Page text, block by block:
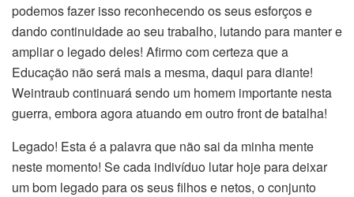
podemos fazer isso reconhecendo os seus esforços e
dando continuidade ao seu trabalho, lutando para manter e
ampliar o legado deles! Afirmo com certeza que a
Educação não será mais a mesma, daqui para diante!
Weintraub continuará sendo um homem importante nesta
guerra, embora agora atuando em outro front de batalha!
Legado! Esta é a palavra que não sai da minha mente
neste momento! Se cada indivíduo lutar hoje para deixar
um bom legado para os seus filhos e netos, o conjunto